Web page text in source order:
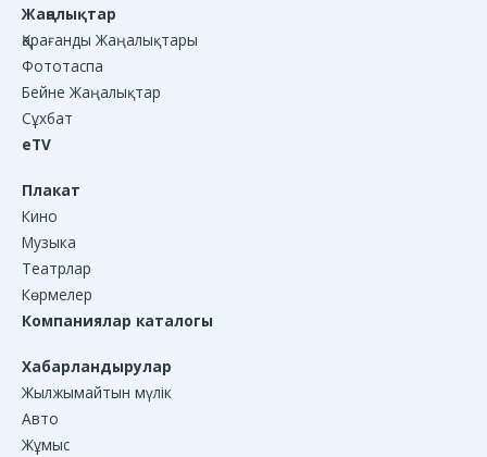
Жаңалықтар
Қарағанды Жаңалықтары
Фототаспа
Бейне Жаңалықтар
Сұхбат
eTV
Плакат
Кино
Музыка
Театрлар
Көрмелер
Компаниялар каталогы
Хабарландырулар
Жылжымайтын мүлік
Авто
Жұмыс